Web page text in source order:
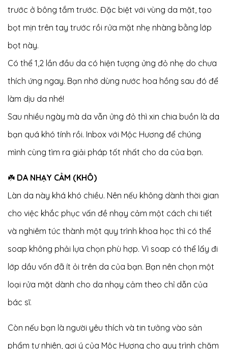
trước ở bông tắm trước. Đặc biệt với vùng da mặt, tạo
bọt mịn trên tay trước rồi rửa mặt nhẹ nhàng bằng lớp
bọt này.
Có thể 1,2 lần đầu da có hiện tượng ửng đỏ nhẹ do chưa
thích ứng ngay. Bạn nhớ dùng nước hoa hồng sau đó để
làm dịu da nhé!
Sau nhiều ngày mà da vẫn ửng đỏ thì xin chia buồn là da
bạn quá khó tính rồi. Inbox với Mộc Hương để chúng
mình cùng tìm ra giải pháp tốt nhất cho da của bạn.
☘️ DA NHẠY CẢM (KHÔ)
Làn da này khá khó chiều. Nên nếu không dành thời gian
cho việc khắc phục vấn đề nhạy cảm một cách chi tiết
và nghiêm túc thành một quy trình khoa học thì có thể
soap không phải lựa chọn phù hợp. Vì soap có thể lấy đi
lớp dầu vốn đã ít ỏi trên da của bạn. Bạn nên chọn một
loại rửa mặt dành cho da nhạy cảm theo chỉ dẫn của
bác sĩ.
Còn nếu bạn là người yêu thích và tin tưởng vào sản
phẩm tự nhiên, gợi ý của Mộc Hương cho quy trình chăm